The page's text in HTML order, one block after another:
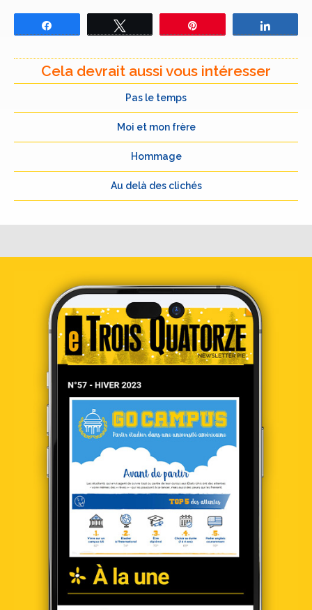
Cela devrait aussi vous intéresser
Pas le temps
Moi et mon frère
Hommage
Au delà des clichés